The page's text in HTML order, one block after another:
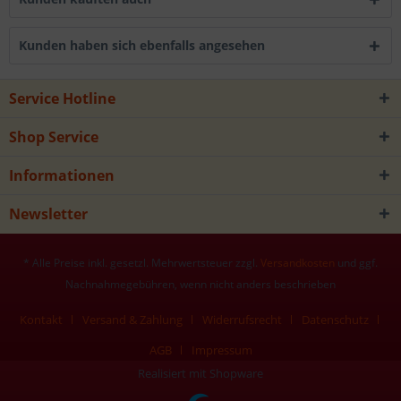
Kunden haben sich ebenfalls angesehen
Service Hotline
Shop Service
Informationen
Newsletter
* Alle Preise inkl. gesetzl. Mehrwertsteuer zzgl. Versandkosten und ggf.
Nachnahmegebühren, wenn nicht anders beschrieben
Kontakt Versand & Zahlung Widerrufsrecht
Datenschutz
AGB
Impressum
Realisiert mit Shopware